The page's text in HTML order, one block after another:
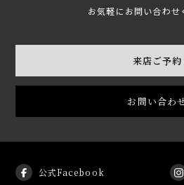
お気軽にお問い合わせ
来店ご予約
お問い合わ
公式Facebook